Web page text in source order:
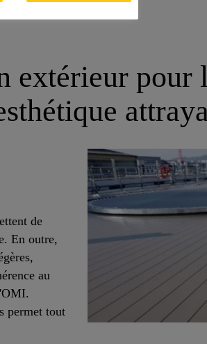
extérieur pour
de
En outre,
au
permet tout